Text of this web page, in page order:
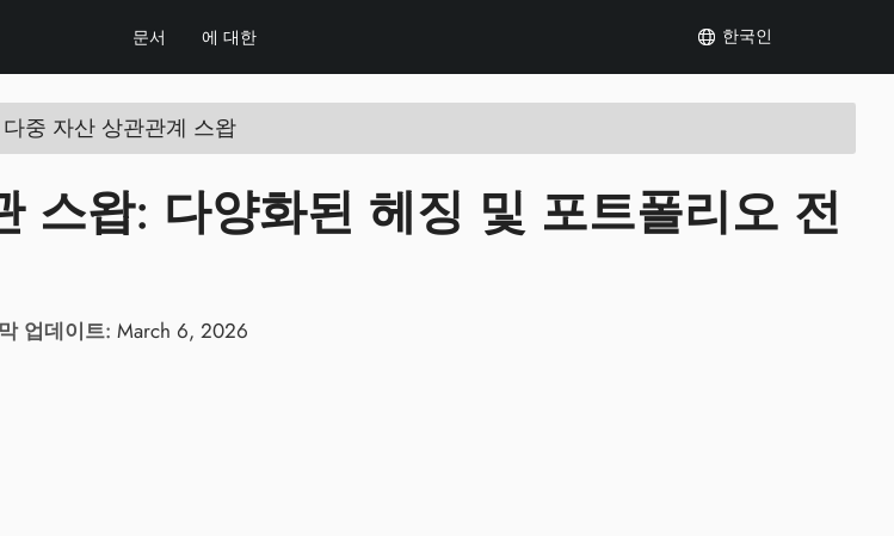
문서 에 대한 한국인
다중 자산 상관관계 스왑
스왑: 다양화된 헤징 및 포트폴리오 전
업데이트: March 6, 2026